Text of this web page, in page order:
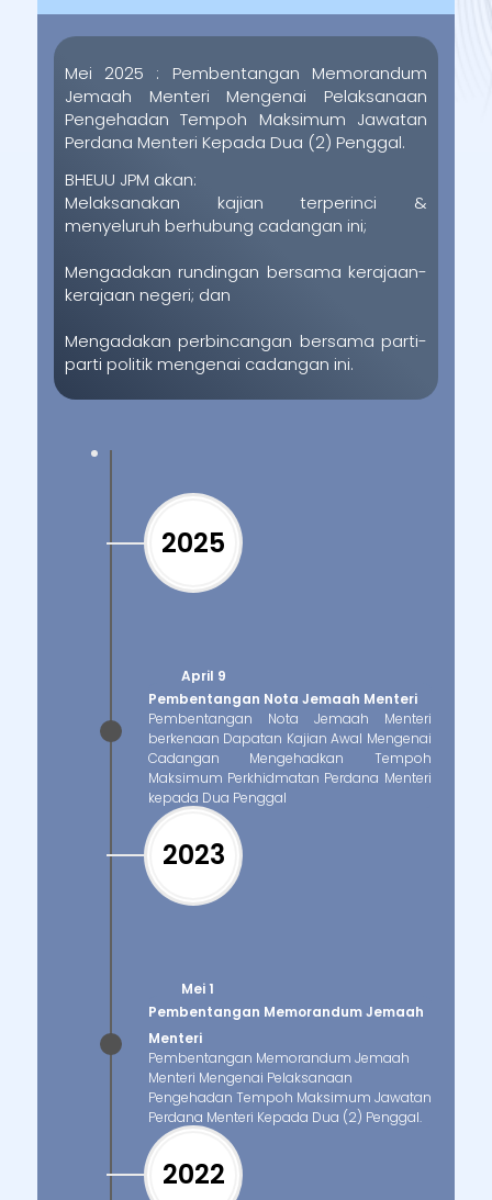
Mei 2025 : Pembentangan Memorandum
Jemaah Menteri Mengenai Pelaksanaan
Pengehadan Tempoh Maksimum Jawatan
Perdana Menteri Kepada Dua (2) Penggal.
BHEUU JPM akan:
Melaksanakan kajian terperinci &
menyeluruh berhubung cadangan ini;
Mengadakan rundingan bersama kerajaan-
kerajaan negeri; dan
Mengadakan perbincangan bersama parti-
parti politik mengenai cadangan ini.
2025
April 9
Pembentangan Nota Jemaah Menteri
Pembentangan Nota Jemaah Menteri
berkenaan Dapatan Kajian Awal Mengenai
Cadangan Mengehadkan Tempoh
Maksimum Perkhidmatan Perdana Menteri
kepada Dua Penggal
2023
Mei 1
Pembentangan Memorandum Jemaah
Menteri
Pembentangan Memorandum Jemaah
Menteri Mengenai Pelaksanaan
Pengehadan Tempoh Maksimum Jawatan
Perdana Menteri Kepada Dua (2) Penggal.
2022